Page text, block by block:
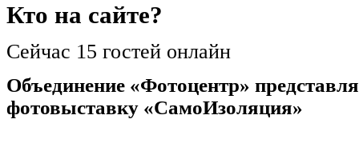
Кто на сайте?
Сейчас 15 гостей онлайн
Объединение «Фотоцентр»
фотовыставку «СамоИзоляция»